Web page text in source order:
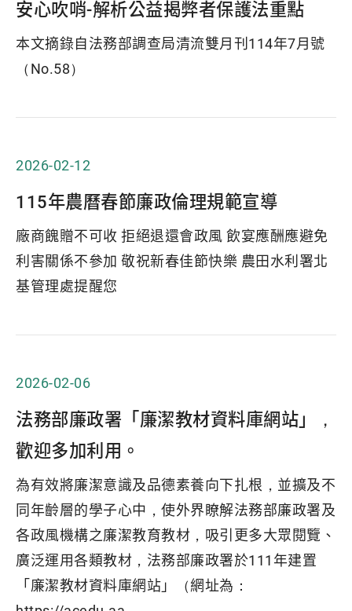
安心吹哨-解析公益揭弊者保護法重點
本文摘錄自法務部調查局清流雙月刊114年7月號
（No.58）
2026-02-12
115年農曆春節廉政倫理規範宣導
廠商餽贈不可收 拒絕退還會政風 飲宴應酬應避免
利害關係不參加 敬祝新春佳節快樂 農田水利署北
基管理處提醒您
2026-02-06
法務部廉政署「廉潔教材資料庫網站」，
歡迎多加利用。
為有效將廉潔意識及品德素養向下扎根，並擴及不
同年齡層的學子心中，使外界瞭解法務部廉政署及
各政風機構之廉潔教育教材，吸引更多大眾閱覽、
廣泛運用各類教材，法務部廉政署於111年建置
「廉潔教材資料庫網站」（網址為：